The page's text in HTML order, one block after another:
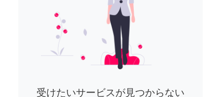
受けたいサービスが見つからない